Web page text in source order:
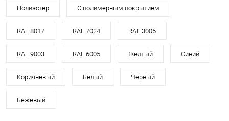
Полиэстер С полимерным покрытием
RAL 8017 RAL 7024 RAL 3005
RAL 9003 RAL 6005 Желтый Синий
Коричневый Белый Черный
Бежевый